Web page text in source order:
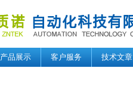
产品展示 客户服务 技术文章